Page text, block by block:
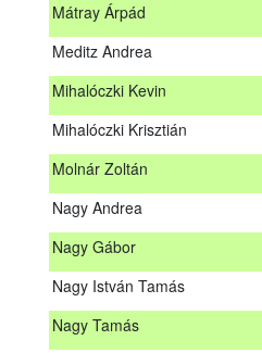
Mátray Árpád
Meditz Andrea
Mihalóczki Kevin
Mihalóczki Krisztián
Molnár Zoltán
Nagy Andrea
Nagy Gábor
Nagy István Tamás
Nagy Tamás
Magyar Gergely
Mihalóczki Kevin
Mihalóczki Krisztián
Molnár Zoltán
Nagy Andrea